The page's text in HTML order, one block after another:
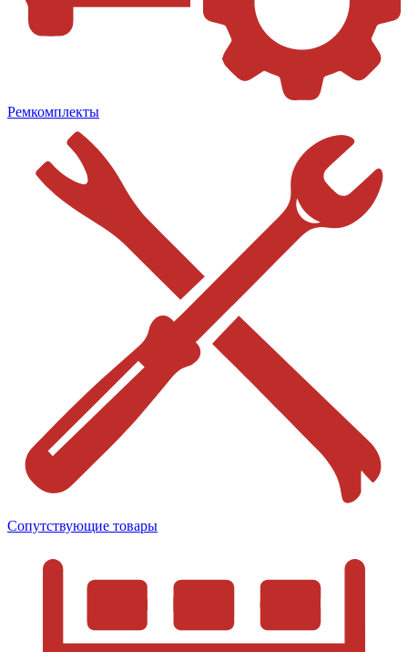
Ремкомплекты
Сопутствующие товары